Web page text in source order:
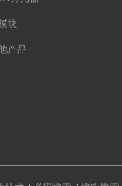
块
产品